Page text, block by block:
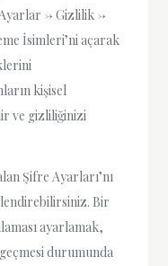
-> Gizlilik ->
İsimleri’ni açarak
kişisel
ve gizliliğinizi
Şifre Ayarları’nı
Bir
ayarlamak,
durumunda